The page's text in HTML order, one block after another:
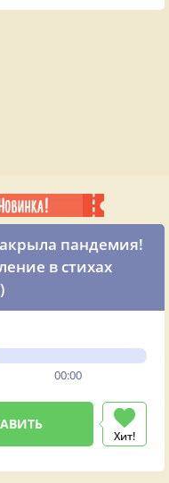
пандемия!
в стихах
00:00
Хит!